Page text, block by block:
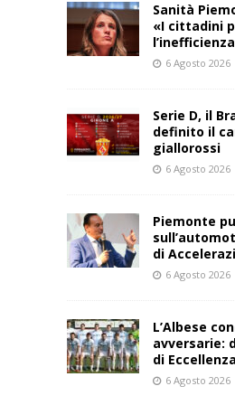
Sanità
«I cittadini
6 Agosto 2026
Serie D, il
definito il
giallorossi
6 Agosto 2026
Piemonte
di
6 Agosto 2026
L’Albese
avversarie:
di
6 Agosto 2026